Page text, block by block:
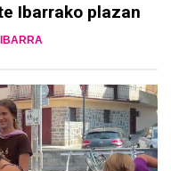
Ibarrako plazan
IBARRA